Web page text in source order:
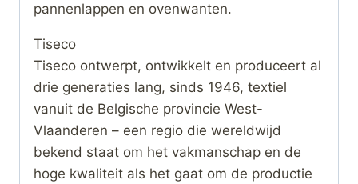
pannenlappen en ovenwanten.
Tiseco
Tiseco ontwerpt, ontwikkelt en produceert al
drie generaties lang, sinds 1946, textiel
vanuit de Belgische provincie West-
Vlaanderen – een regio die wereldwijd
bekend staat om het vakmanschap en de
hoge kwaliteit als het gaat om de productie